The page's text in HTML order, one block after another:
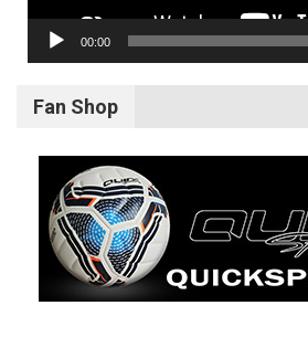
00:00
Fan Shop